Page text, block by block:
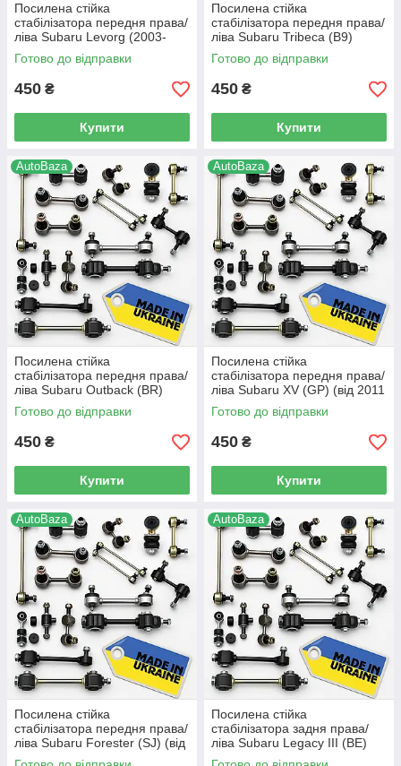
Посилена стійка
стабілізатора передня права/
ліва Subaru Levorg (2003-
2015 р.в) - 20420XA000, (90)
Готово до відправки
450 ₴
Купити
Посилена стійка
стабілізатора передня права/
ліва Subaru Tribeca (B9)
(2005-2014 р.в) -
20420XA000, (90)
Готово до відправки
450 ₴
Купити
AutoBaza
Посилена стійка
стабілізатора передня права/
ліва Subaru Outback (BR)
(2009-2015 р.в) -
20420XA000, (90)
Готово до відправки
450 ₴
Купити
AutoBaza
Посилена стійка
стабілізатора передня права/
ліва Subaru XV (GP) (від 2011
р.в) - 20420XA000, (90)
Готово до відправки
450 ₴
Купити
AutoBaza
Посилена стійка
стабілізатора передня права/
ліва Subaru Forester (SJ) (від
2012 р.в) - 20420XA000, (90)
AutoBaza
Посилена стійка
стабілізатора задня права/
ліва Subaru Legacy III (BE)
(1998-2003 р.в) - 20470-